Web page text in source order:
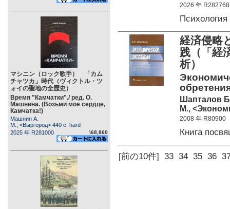
マシニン（ロック歌手） 「カム
チャツカ」時代（ヴィクトル・ツ
ォイの聖地の全歴史）
Время "Камчатки"./ ред. О.
Машнина. (Возьми мое сердце,
Камчатка!)
Машнин А.
М., <Выргород> 440 c. hard
2025 年 R281000
\68,860
2026 年 R282768
経済侵略
践（「経
析）
Шапталов
М.,
2008 年 R80900
Книга
[前の10件] 33 34 35 36